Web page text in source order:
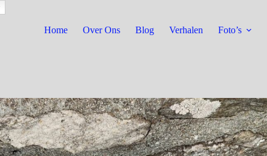
Home Over Ons Blog Verhalen Foto’s